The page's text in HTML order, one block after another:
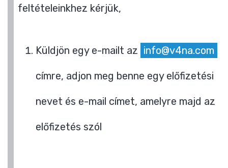
feltételeinkhez kérjük,
Küldjön egy e-mailt az info@v4na.com
címre, adjon meg benne egy előfizetési
nevet és e-mail címet, amelyre majd az
előfizetés szól